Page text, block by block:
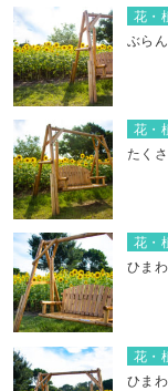
花・
ぶら
花・
たく
花・
ひま
花・
ひま